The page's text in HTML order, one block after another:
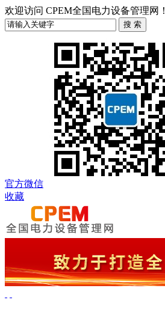
欢迎访问 CPEM全国电力设备管理网！
官方微信
收藏